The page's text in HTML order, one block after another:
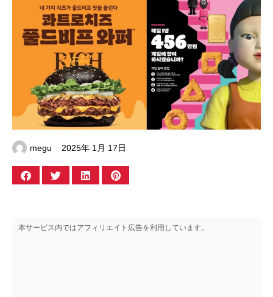
megu 2025年 1月 17日
本サービス内ではアフィリエイト広告を利用しています。